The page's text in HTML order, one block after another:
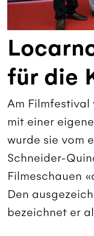
für die
Am
mit einer
wurde sie vom
Schneider-
Filmeschauen
Den
bezeichnet er